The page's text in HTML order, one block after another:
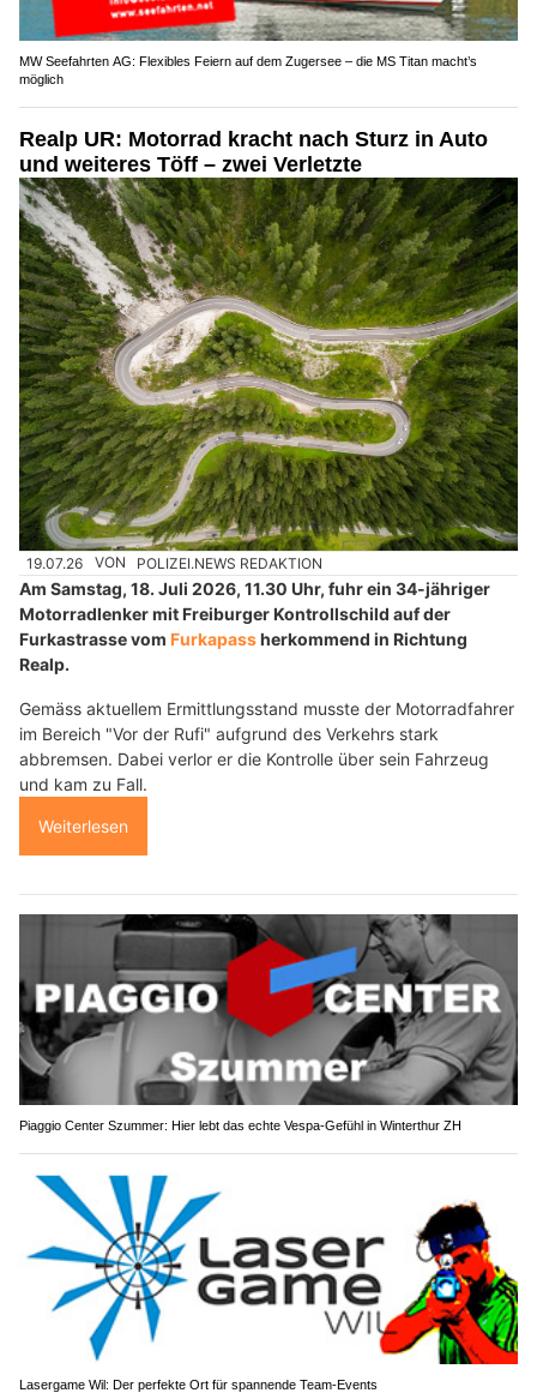
MW Seefahrten AG: Flexibles Feiern auf dem Zugersee – die MS Titan macht’s
möglich
Realp UR: Motorrad kracht nach Sturz in Auto
und weiteres Töff – zwei Verletzte
19.07.26 VON POLIZEI.NEWS REDAKTION
Am Samstag, 18. Juli 2026, 11.30 Uhr, fuhr ein 34-jähriger
Motorradlenker mit Freiburger Kontrollschild auf der
Furkastrasse vom Furkapassherkommend in Richtung
Realp.
Gemäss aktuellem Ermittlungsstand musste der Motorradfahrer
im Bereich "Vor der Rufi" aufgrund des Verkehrs stark
abbremsen. Dabei verlor er die Kontrolle über sein Fahrzeug
und kam zu Fall.
Weiterlesen
Piaggio Center Szummer: Hier lebt das echte Vespa-Gefühl in Winterthur ZH
Lasergame Wil: Der perfekte Ort für spannende Team-Events